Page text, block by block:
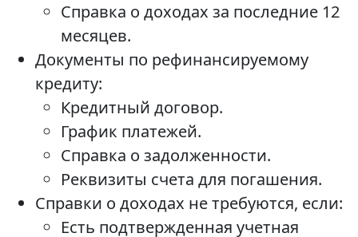
Справка о доходах за последние 12
месяцев.
Документы по рефинансируемому
кредиту:
Кредитный договор.
График платежей.
Справка о задолженности.
Реквизиты счета для погашения.
Справки о доходах не требуются, если:
Есть подтвержденная учетная